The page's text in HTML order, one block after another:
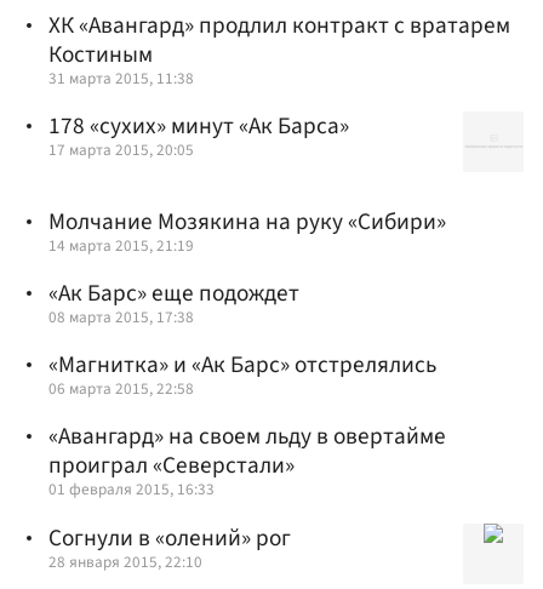
ХК «Авангард» продлил контракт с вратарем
Костиным
31 марта 2015, 11:38
178 «сухих» минут «Ак Барса»
17 марта 2015, 20:05
Молчание Мозякина на руку «Сибири»
14 марта 2015, 21:19
«Ак Барс» еще подождет
08 марта 2015, 17:38
«Магнитка» и «Ак Барс» отстрелялись
06 марта 2015, 22:58
«Авангард» на своем льду в овертайме
проиграл «Северстали»
01 февраля 2015, 16:33
Согнули в «олений» рог
28 января 2015, 22:10